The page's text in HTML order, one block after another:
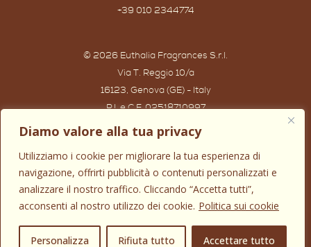
Diamo valore alla tua privacy
Utilizziamo i cookie per migliorare la tua esperienza di
navigazione, offrirti pubblicità o contenuti personalizzati e
analizzare il nostro traffico. Cliccando “Accetta tutti”,
acconsenti al nostro utilizzo dei cookie. Politica sui cookie
Personalizza Rifiuta tutto Accettare tutto
+39 010 2344774
© 2026 Euthalia Fragrances S.r.l.
Via T. Reggio 10/a
16123, Genova (GE) - Italy
P.I. e C.F. 02518710997
Powered by IWG WEB AGENCY